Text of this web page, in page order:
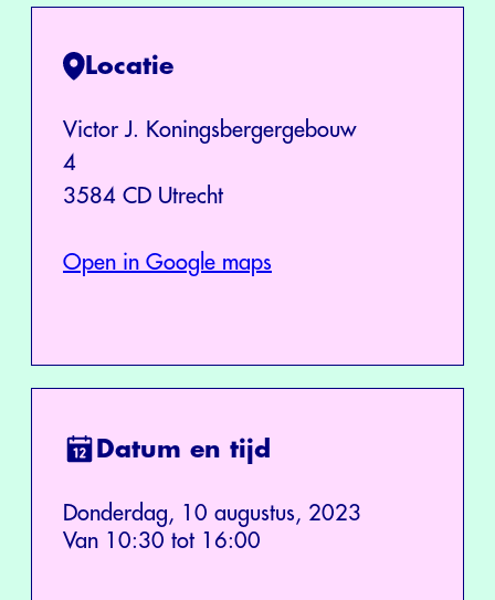
Locatie
Victor J. Koningsbergergebouw
4
3584 CD Utrecht
Open in Google maps
Datum en tijd
Donderdag, 10 augustus, 2023
Van 10:30 tot 16:00